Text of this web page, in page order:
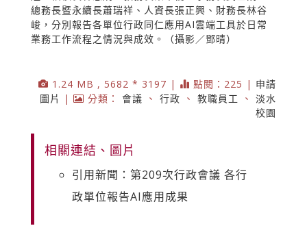
總務長暨永續長蕭瑞祥、人資長張正興、財務長林谷
峻，分別報告各單位行政同仁應用AI雲端工具於日常
業務工作流程之情況與成效。（攝影／鄧晴）
1.24 MB , 5682 * 3197 | 點閱：225 | 申請
圖片
| 分類： 會議 、 行政 、 教職員工 、 淡水
校園
相關連結、圖片
引用新聞：第209次行政會議 各行
政單位報告AI應用成果